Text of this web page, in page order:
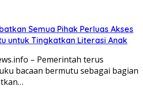
Semua Pihak Perluas Akses
untuk Tingkatkan Literasi Anak
– Pemerintah terus
bacaan bermutu sebagai bagian